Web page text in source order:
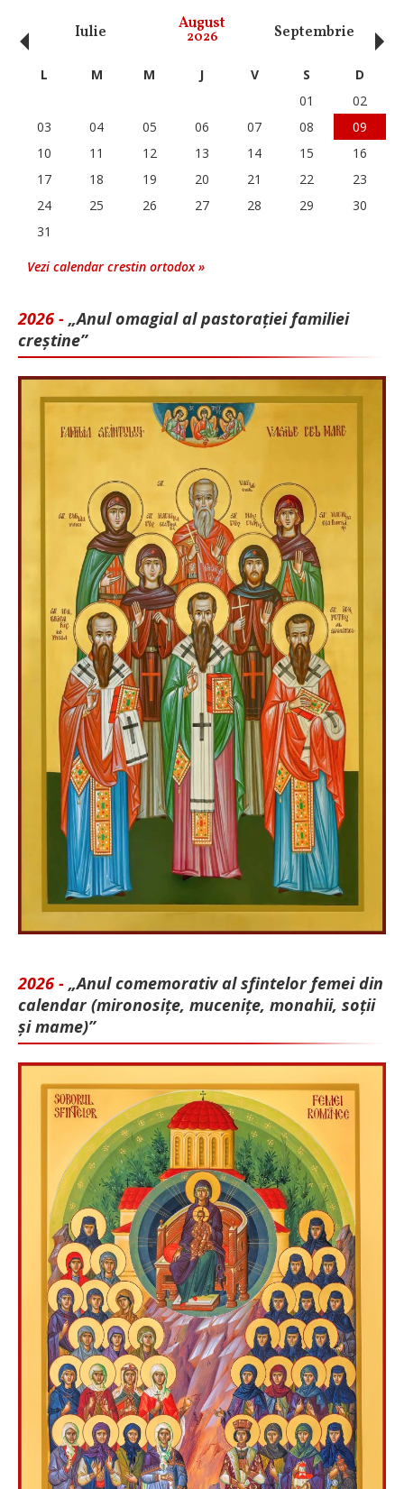
Iulie August
2026 Septembrie
‹ L M M J V S
D
01
02
03
04 05 06 07 08
09
10
11 12 13 14 15
16
17
18 19 20 21 22
23
24
25 26 27 28 29
30
31
Vezi calendar crestin ortodox »
2026 - „Anul omagial al pastorației familiei
creștine”
2026 - „Anul comemorativ al sfintelor femei din
calendar (mironosițe, mu­cenițe, monahii, soții
și mame)”